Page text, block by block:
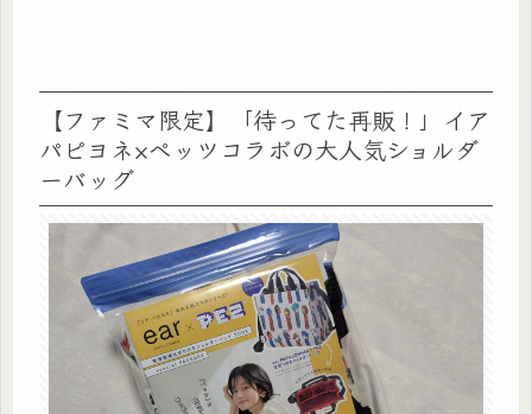
【ファミマ限定】「待ってた再販！」イア
パピヨネ×ペッツコラボの大人気ショルダ
ーバッグ